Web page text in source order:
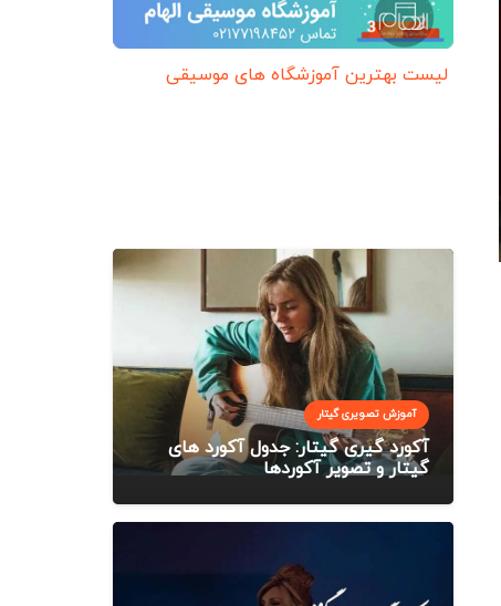
لیست بهترین آموزشگاه های موسیقی
آموزش تصویری گیتار
آکورد گیری گیتار: جدول آکورد های
گیتار و تصویر آکوردها